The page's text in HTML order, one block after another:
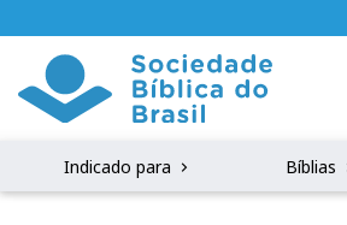
Indicado para Bíblias